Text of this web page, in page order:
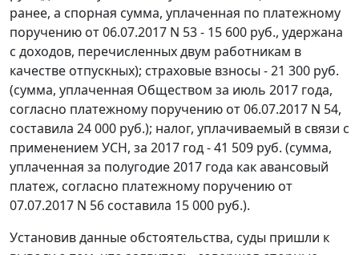
ранее, а спорная сумма, уплаченная по платежному
поручению от 06.07.2017 N 53 - 15 600 руб., удержана
с доходов, перечисленных двум работникам в
качестве отпускных); страховые взносы - 21 300 руб.
(сумма, уплаченная Обществом за июль 2017 года,
согласно платежному поручению от 06.07.2017 N 54,
составила 24 000 руб.); налог, уплачиваемый в связи с
применением УСН, за 2017 год - 41 509 руб. (сумма,
уплаченная за полугодие 2017 года как авансовый
платеж, согласно платежному поручению от
07.07.2017 N 56 составила 15 000 руб.).
Установив данные обстоятельства, суды пришли к